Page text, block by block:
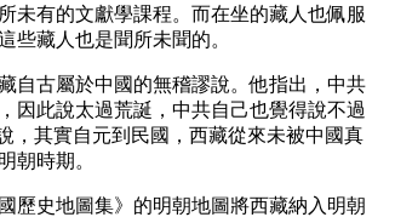
未有的文獻學課程。而在坐的藏人也佩服
些藏人也是聞所未聞的。
自古屬於中國的無稽謬說。他指出，中共
因此說太過荒誕，中共自己也覺得說不過
，其實自元到民國，西藏從來未被中國真
朝時期。
歷史地圖集》的明朝地圖將西藏納入明朝